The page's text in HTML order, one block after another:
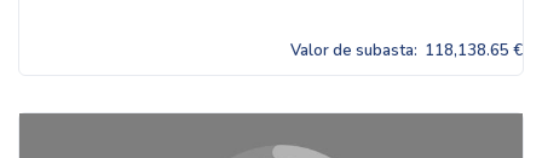
Valor de subasta: 118,138.65 €